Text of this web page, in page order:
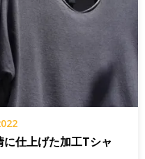
仕上げた加工Tシャ